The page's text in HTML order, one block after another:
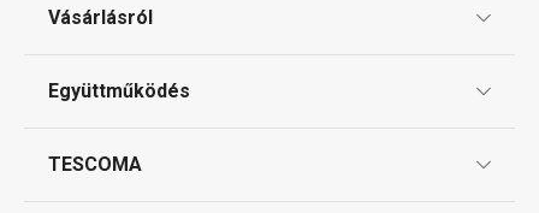
Gyakori kérdések
Vásárlásról
Reklamáció és termékvisszaküldés
Együttműködés
TESCOMA